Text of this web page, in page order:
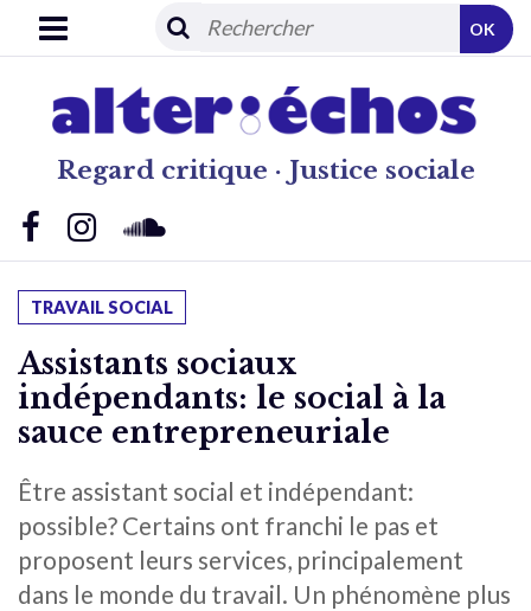
Regard critique · Justice sociale
OK
TRAVAIL SOCIAL
Assistants sociaux
indépendants: le social à la
sauce entrepreneuriale
Être assistant social et indépendant:
possible? Certains ont franchi le pas et
proposent leurs services, principalement
dans le monde du travail. Un phénomène plus